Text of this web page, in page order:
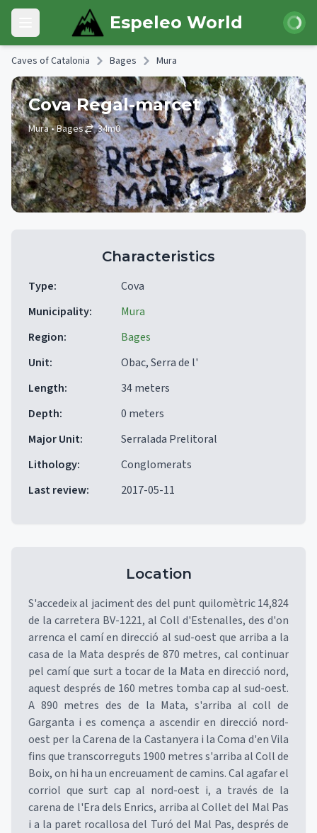
Skip to main content
Open main menu Espeleo World Login
Caves of Catalonia Bages Mura
Cova Regal-marcet
Mura• Bages 34m0
Characteristics
Type:
Cova
Municipality:
Mura
Region:
Bages
Unit:
Obac, Serra de l'
Length:
34 meters
Depth:
0 meters
Major Unit:
Serralada Prelitoral
Lithology:
Conglomerats
Last review: 2017-05-11
Location
S'accedeix al jaciment des del punt quilomètric 14,824
de la carretera BV-1221, al Coll d'Estenalles, des d'on
arrenca el camí en direcció al sud-oest que arriba a la
casa de la Mata després de 870 metres, cal continuar
pel camí que surt a tocar de la Mata en direcció nord,
aquest després de 160 metres tomba cap al sud-oest.
A 890 metres des de la Mata, s'arriba al coll de
Garganta i es comença a ascendir en direcció nord-
oest per la Carena de la Castanyera i la Coma d'en Vila
fins que transcorreguts 1900 metres s'arriba al Coll de
Boix, on hi ha un encreuament de camins. Cal agafar el
corriol que surt cap al nord-oest i, a través de la
carena de l'Era dels Enrics, arriba al Collet del Mal Pas
i a la paret rocallosa del Turó del Mal Pas, després de